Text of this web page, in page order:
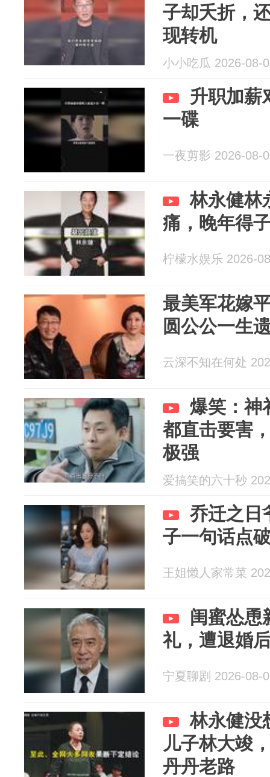
子却夭折，
现转机
小小吃瓜 2026-08-
升职加薪
一碟
一夜剪影 2026-08-
林永健林
痛，晚年得
柠檬水娱乐 2026-
最美军花嫁
圆公公一生
云深不知在何处
爆笑：神
都直击要害
极强
爱搞笑的六十秒
乔迁之日
子一句话点
王姐懒人家常菜
闺蜜怂恿
礼，遭退婚
宁夏聊剧 2026-08-
林永健没
儿子林大竣
丹丹老路